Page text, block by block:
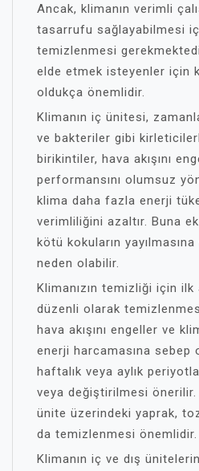
Ancak, klimanın verimli
tasarrufu sağlayabilmesi
temizlenmesi
elde etmek isteyenler için
oldukça önemlidir.
Klimanın iç ünitesi,
ve bakteriler gibi
birikintiler, hava akışını
performansını olumsuz
klima daha fazla enerji
verimliliğini azaltır. Buna
kötü kokuların
neden olabilir.
Klimanızın temizliği için
düzenli olarak
hava akışını engeller ve
enerji harcamasına sebep
haftalık veya aylık
veya değiştirilmesi önerilir.
ünite üzerindeki yaprak, toz
da temizlenmesi önemlidir.
Klimanın iç ve dış